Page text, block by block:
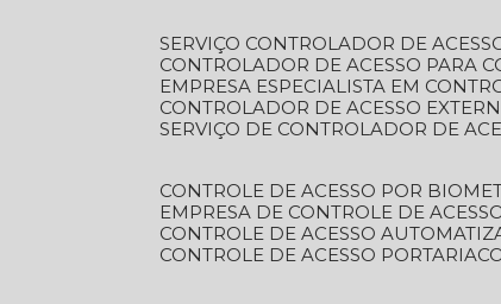
SERVIÇO CONTROLADOR DE
CONTROLADOR DE ACESSO PARA
EMPRESA ESPECIALISTA EM
CONTROLADOR DE ACESSO
SERVIÇO DE CONTROLADOR DE
CONTROLE DE ACESSO POR
EMPRESA DE CONTROLE DE
CONTROLE DE ACESSO
CONTROLE DE ACESSO PORTARIA